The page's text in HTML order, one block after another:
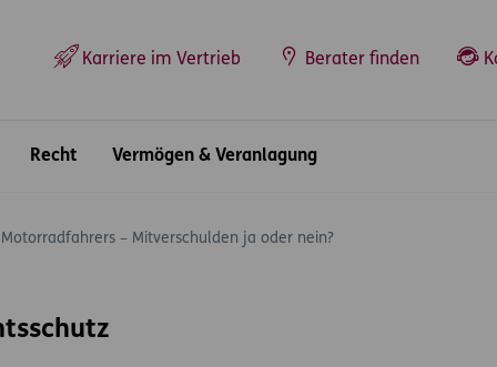
Karriere im Vertrieb Berater finden
Recht Vermögen & Veranlagung
– Mitverschulden ja oder nein?